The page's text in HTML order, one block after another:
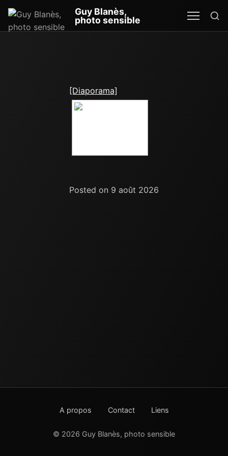
Guy Blanès,
photo sensible
[Diaporama]
Posted on 9 août 2026
A propos Contact Liens
© 2026 Guy Blanès, photo sensible